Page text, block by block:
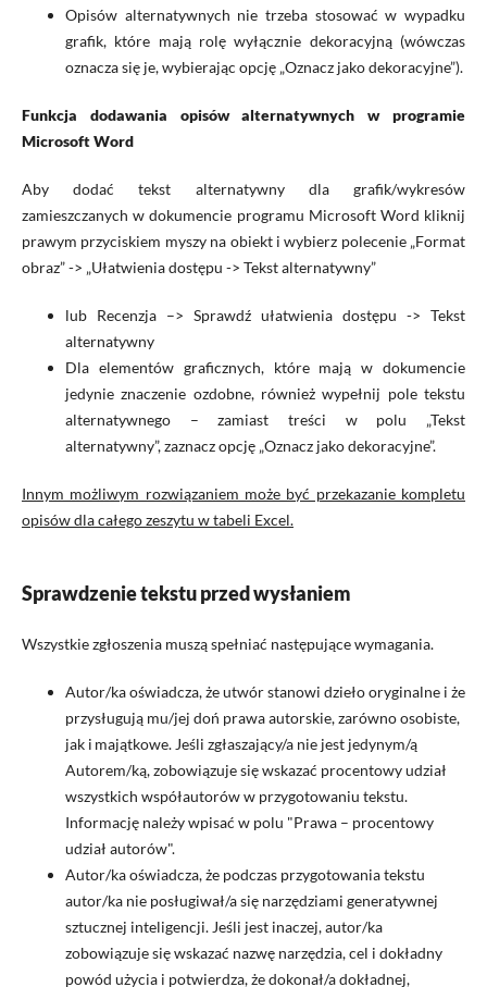
Opisów alternatywnych nie trzeba stosować w wypadku
grafik, które mają rolę wyłącznie dekoracyjną (wówczas
oznacza się je, wybierając opcję „Oznacz jako dekoracyjne”).
Funkcja dodawania opisów alternatywnych w programie
Microsoft Word
Aby dodać tekst alternatywny dla grafik/wykresów
zamieszczanych w dokumencie programu Microsoft Word kliknij
prawym przyciskiem myszy na obiekt i wybierz polecenie „Format
obraz” -> „Ułatwienia dostępu -> Tekst alternatywny”
lub Recenzja –> Sprawdź ułatwienia dostępu -> Tekst
alternatywny
Dla elementów graficznych, które mają w dokumencie
jedynie znaczenie ozdobne, również wypełnij pole tekstu
alternatywnego – zamiast treści w polu „Tekst
alternatywny”, zaznacz opcję „Oznacz jako dekoracyjne”.
Innym możliwym rozwiązaniem może być przekazanie kompletu
opisów dla całego zeszytu w tabeli Excel.
Sprawdzenie tekstu przed wysłaniem
Wszystkie zgłoszenia muszą spełniać następujące wymagania.
Autor/ka oświadcza, że utwór stanowi dzieło oryginalne i że
przysługują mu/jej doń prawa autorskie, zarówno osobiste,
jak i majątkowe. Jeśli zgłaszający/a nie jest jedynym/ą
Autorem/ką, zobowiązuje się wskazać procentowy udział
wszystkich współautorów w przygotowaniu tekstu.
Informację należy wpisać w polu "Prawa – procentowy
udział autorów".
Autor/ka oświadcza, że podczas przygotowania tekstu
autor/ka nie posługiwał/a się narzędziami generatywnej
sztucznej inteligencji. Jeśli jest inaczej, autor/ka
zobowiązuje się wskazać nazwę narzędzia, cel i dokładny
powód użycia i potwierdza, że dokonał/a dokładnej,